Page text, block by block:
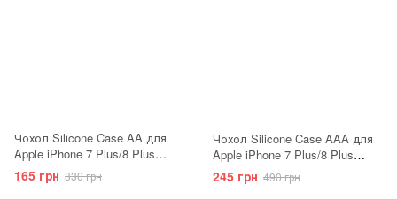
Чохол Silicone Case AA для
Apple iPhone 7 Plus/8 Plus
Lavender Gray
165 грн 330 грн
Чохол Silicone Case AAA для
Apple iPhone 7 Plus/8 Plus
Raspberry
245 грн 490 грн